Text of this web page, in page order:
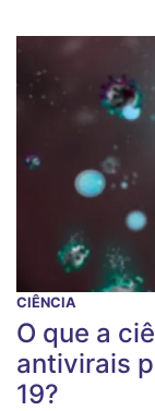
CIÊNCIA
O que a
antivirais
19?